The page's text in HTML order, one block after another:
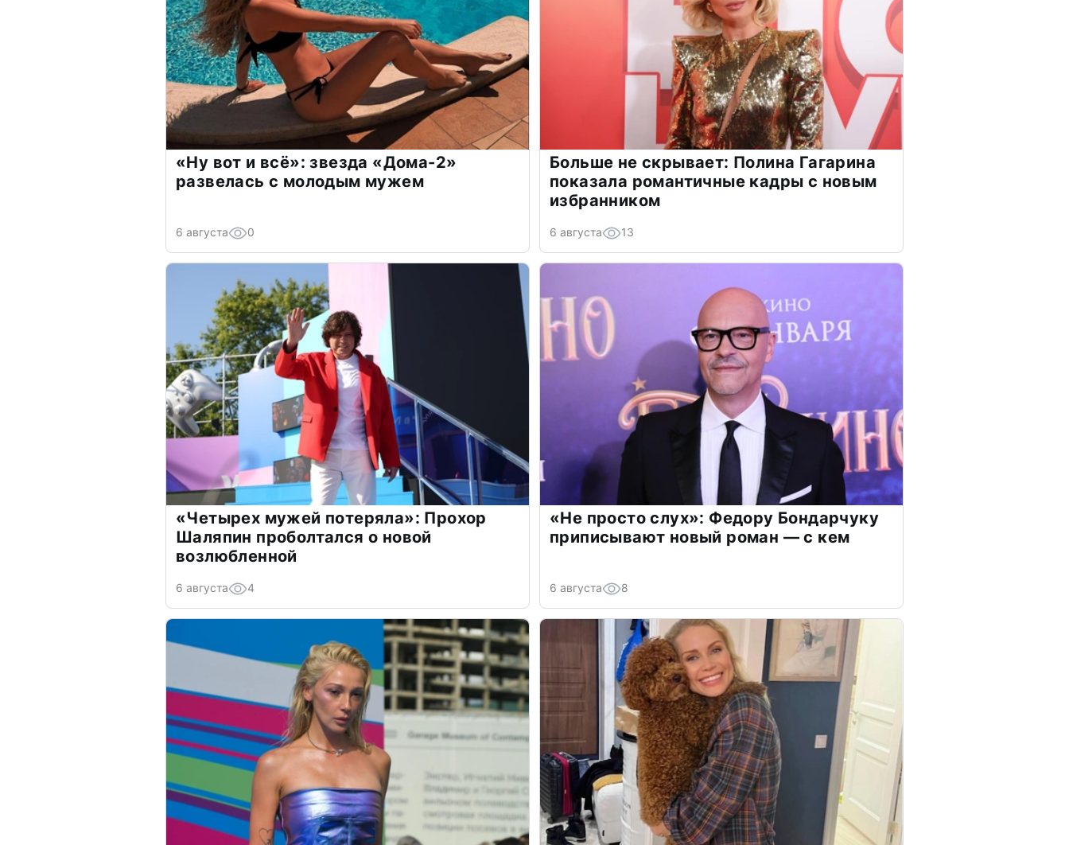
«Ну вот и всё»: звезда «Дома-2»
развелась с молодым мужем
6 августа 0
Больше не скрывает: Полина Гагарина
показала романтичные кадры с новым
избранником
6 августа 13
«Четырех мужей потеряла»: Прохор
Шаляпин проболтался о новой
возлюбленной
6 августа 4
«Не просто слух»: Федору Бондарчуку
приписывают новый роман — с кем
6 августа 8